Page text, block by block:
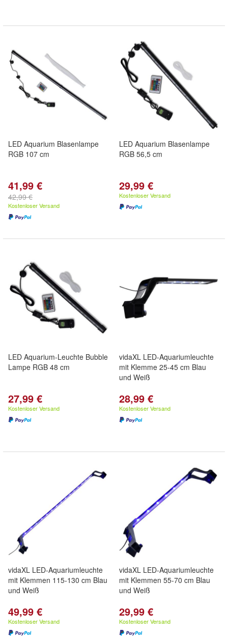
LED Aquarium Blasenlampe
RGB 107 cm
41,99 €
42,99 €
Kostenloser Versand
LED Aquarium Blasenlampe
RGB 56,5 cm
29,99 €
Kostenloser Versand
LED Aquarium-Leuchte Bubble
Lampe RGB 48 cm
27,99 €
Kostenloser Versand
vidaXL LED-Aquariumleuchte
mit Klemme 25-45 cm Blau
und Weiß
28,99 €
Kostenloser Versand
vidaXL LED-Aquariumleuchte
mit Klemmen 115-130 cm Blau
und Weiß
49,99 €
Kostenloser Versand
vidaXL LED-Aquariumleuchte
mit Klemmen 55-70 cm Blau
und Weiß
29,99 €
Kostenloser Versand